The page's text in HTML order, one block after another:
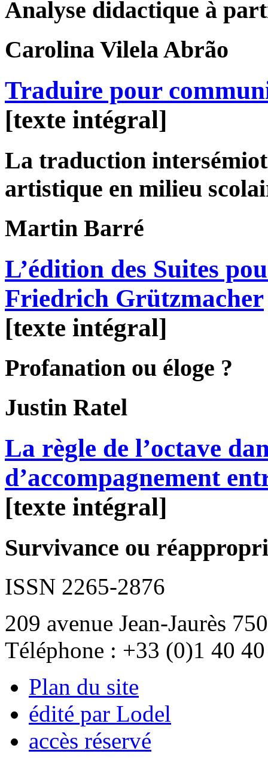
Analyse didactique à
Carolina Vilela Abrão
Traduire pour
[texte intégral]
La traduction
artistique en milieu
Martin Barré
L’édition des Suites
Friedrich Grützmacher
[texte intégral]
Profanation ou éloge ?
Justin Ratel
La règle de l’octave
d’accompagnement
[texte intégral]
Survivance ou
ISSN 2265-2876
209 avenue Jean-Jaurès
Téléphone : +33 (0)1 40
Plan du site
édité par Lodel
accès réservé